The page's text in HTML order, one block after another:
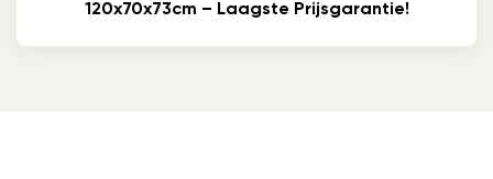
120x70x73cm – Laagste Prijsgarantie!